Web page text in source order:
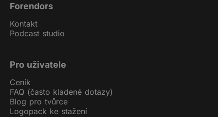
Forendors
Kontakt
Podcast studio
Pro uživatele
Ceník
FAQ (často kladené dotazy)
Blog pro tvůrce
Logopack ke stažení